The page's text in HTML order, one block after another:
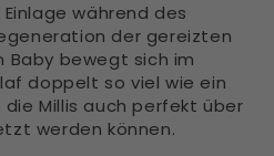
während des
der gereizten
Baby bewegt sich im
doppelt so viel wie ein
die Millis auch perfekt über
werden können.